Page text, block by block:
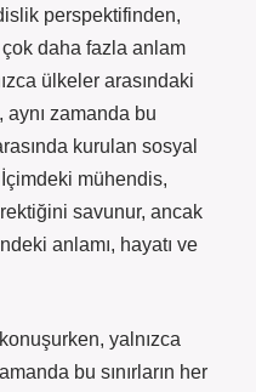
perspektifinden,
çok daha fazla anlam
ülkeler arasındaki
aynı zamanda bu
kurulan sosyal
İçimdeki mühendis,
savunur, ancak
anlamı, hayatı ve
yalnızca
bu sınırların her